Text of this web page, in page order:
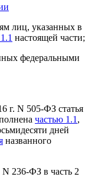
лиц, указанных в
настоящей части;
федеральными
г. N 505-ФЗ статья
частью 1.1 ,
дней
названного
236-ФЗ в часть 2